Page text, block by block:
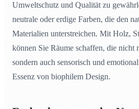
Umweltschutz und Qualität zu
neutrale oder erdige Farben, die den
Materialien unterstreichen. Mit Holz,
können Sie Räume schaffen, die nicht
sondern auch sensorisch und
Essenz von biophilem Design.